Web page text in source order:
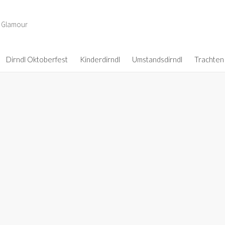
Dirndl Oktoberfest Kinderdirndl Umstandsdirndl